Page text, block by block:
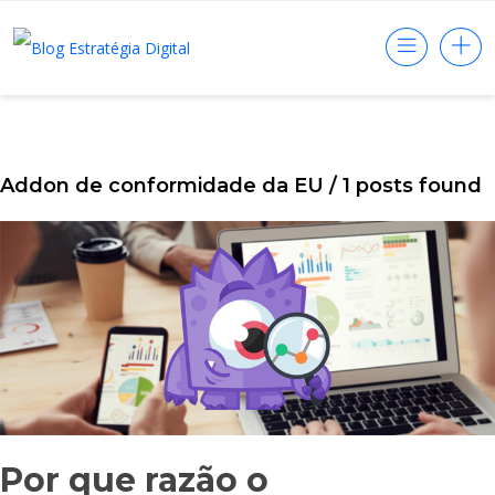
Addon de conformidade da EU / 1 posts found
Por que razão o